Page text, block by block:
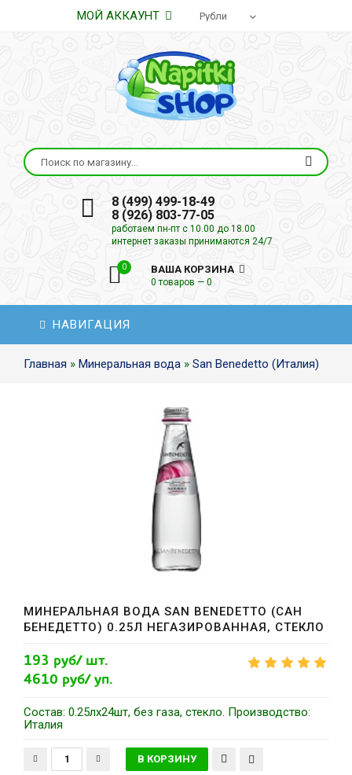
МОЙ АККАУНТ
8 (499) 499-18-49
8 (926) 803-77-05
работаем пн-пт с 10.00 до 18.00
интернет заказы принимаются 24/7
0 ВАША КОРЗИНА
0 товаров — 0
НАВИГАЦИЯ
Главная » Минеральная вода » San Benedetto (Италия)
МИНЕРАЛЬНАЯ ВОДА SAN BENEDETTO (САН
БЕНЕДЕТТО) 0.25Л НЕГАЗИРОВАННАЯ, СТЕКЛО
193 руб/ шт.
4610 руб/ уп.
Состав: 0.25лх24шт, без газа, стекло. Производство:
Италия